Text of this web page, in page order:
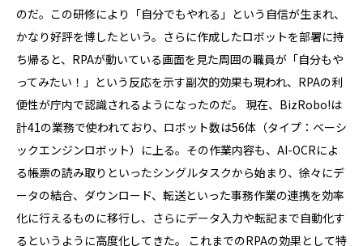
のだ。この研修により「自分でもやれる」という自信が生まれ、
かなり好評を博したという。さらに作成したロボットを部署に持
ち帰ると、RPAが動いている画面を見た周囲の職員が「自分もや
ってみたい！」という反応を示す副次的効果も現われ、RPAの利
便性が庁内で認識されるようになったのだ。 現在、BizRobo!は
計41の業務で使われており、ロボット数は56体（タイプ：ベーシ
ックエンジンロボット）に上る。その作業内容も、AI-OCRによ
る帳票の読み取りといったシングルタスクから始まり、徐々にデ
ータの結合、ダウンロード、転送といった事務作業の連携を効率
化に行えるものに移行し、さらにデータ入力や転記まで自動化す
るというように高度化してきた。 これまでのRPAの効果として特